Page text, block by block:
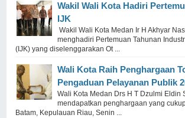
Wakil Wali Kota Hadiri
IJK
Wakil Wali Kota Medan Ir H Akhyar
menghadiri Pertemuan Tahunan
(IJK) yang diselenggarakan Ot ...
Wali Kota Raih Penghargaan
Pengaduan Pelayanan Publik
Wali Kota Medan Drs H T Dzulmi Eldin
mendapatkan penghargaan yang
Batam, Kepulauan Riau, Senin ...